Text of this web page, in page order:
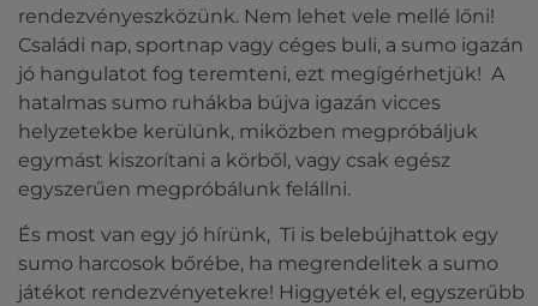
rendezvényeszközünk. Nem lehet vele mellé lőni!
Családi nap, sportnap vagy céges buli, a sumo igazán
jó hangulatot fog teremteni, ezt megígérhetjük! A
hatalmas sumo ruhákba bújva igazán vicces
helyzetekbe kerülünk, miközben megpróbáljuk
egymást kiszorítani a körből, vagy csak egész
egyszerűen megpróbálunk felállni.
És most van egy jó hírünk, Ti is belebújhattok egy
sumo harcosok bőrébe, ha megrendelitek a sumo
játékot rendezvényetekre! Higgyeték el, egyszerűbb